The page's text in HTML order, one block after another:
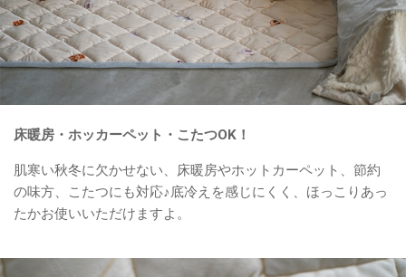
床暖房・ホッカーペット・こたつOK！
肌寒い秋冬に欠かせない、床暖房やホットカーペット、節約
の味方、こたつにも対応♪底冷えを感じにくく、ほっこりあっ
たかお使いいただけますよ。